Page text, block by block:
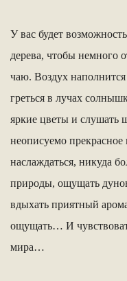
У вас будет
дерева, чтобы немного
чаю. Воздух
греться в лучах
яркие цветы и слушать
неописуемо
наслаждаться, никуда
природы, ощущать
вдыхать приятный
ощущать… И
мира…